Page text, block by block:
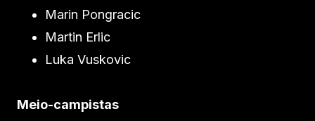
Marin Pongracic
Martin Erlic
Luka Vuskovic
Meio-campistas